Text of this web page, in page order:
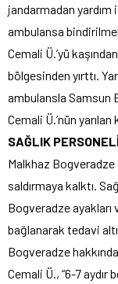
jandarmadan yardım
ambulansa
Cemali Ü.’yü
bölgesinden yırttı.
ambulansla Samsun
Cemali Ü.’nün yarılan
SAĞLIK
Malkhaz
saldırmaya kalktı.
Bogveradze ayakları
bağlanarak tedavi
Bogveradze
Cemali Ü., “6-7